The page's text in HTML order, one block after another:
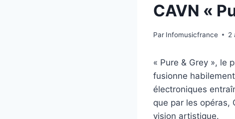
CAVN «
Par Infomusicfrance 2
« Pure & Grey », le
fusionne
électroniques
que par les opéras,
vision artistique.